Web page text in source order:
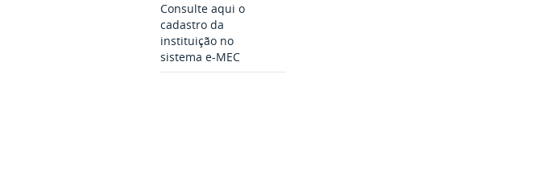
Consulte aqui o
cadastro da
instituição no
sistema e-MEC